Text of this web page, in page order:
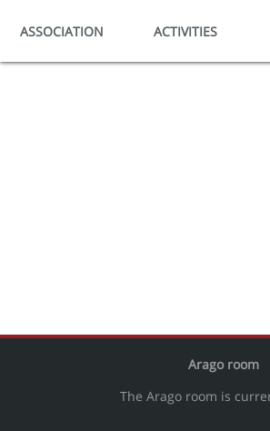
ASSOCIATION ACTIVITIES
Arago room
The Arago room is